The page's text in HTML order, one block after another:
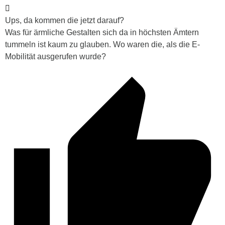
Ups, da kommen die jetzt darauf?
Was für ärmliche Gestalten sich da in höchsten Ämtern
tummeln ist kaum zu glauben. Wo waren die, als die E-
Mobilität ausgerufen wurde?